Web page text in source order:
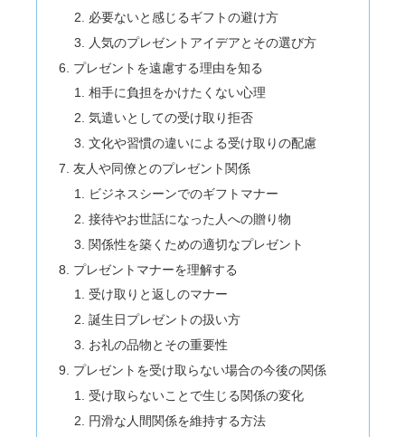
必要ないと感じるギフトの避け方
人気のプレゼントアイデアとその選び方
プレゼントを遠慮する理由を知る
相手に負担をかけたくない心理
気遣いとしての受け取り拒否
文化や習慣の違いによる受け取りの配慮
友人や同僚とのプレゼント関係
ビジネスシーンでのギフトマナー
接待やお世話になった人への贈り物
関係性を築くための適切なプレゼント
プレゼントマナーを理解する
受け取りと返しのマナー
誕生日プレゼントの扱い方
お礼の品物とその重要性
プレゼントを受け取らない場合の今後の関係
受け取らないことで生じる関係の変化
円滑な人間関係を維持する方法